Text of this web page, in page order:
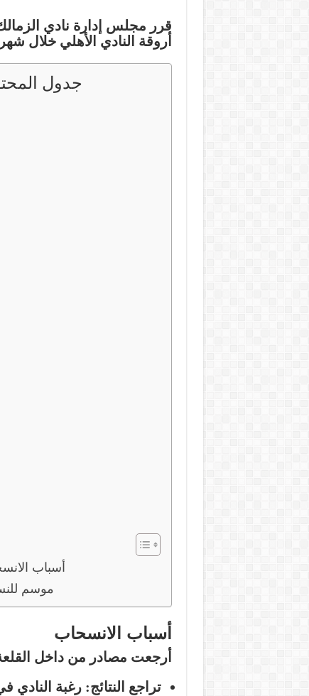
قرر مجلس إدارة نادي
أروقة النادي الأهلي خلال
جدول
أسباب
موسم
أسباب الانسحاب
أرجعت مصادر من داخل
تراجع النتائج: رغبة النادي